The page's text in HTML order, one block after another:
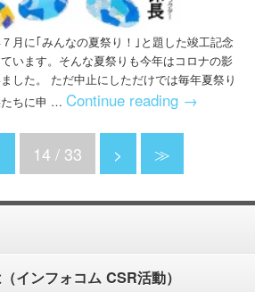
月に｢みんなの夏祭り！｣と題した竣工記念
います。そんな夏祭りも今年はコロナの影
した。 ただ中止にしただけでは毎年夏祭り
たちに申 … Continue reading →
14 / 33 > ≫
インフォコム CSR活動）